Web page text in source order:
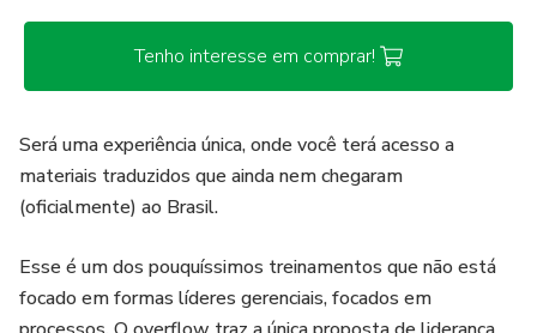
Tenho interesse em comprar!
Será uma experiência única, onde você terá acesso a
materiais traduzidos que ainda nem chegaram
(oficialmente) ao Brasil.
Esse é um dos pouquíssimos treinamentos que não está
focado em formas líderes gerenciais, focados em